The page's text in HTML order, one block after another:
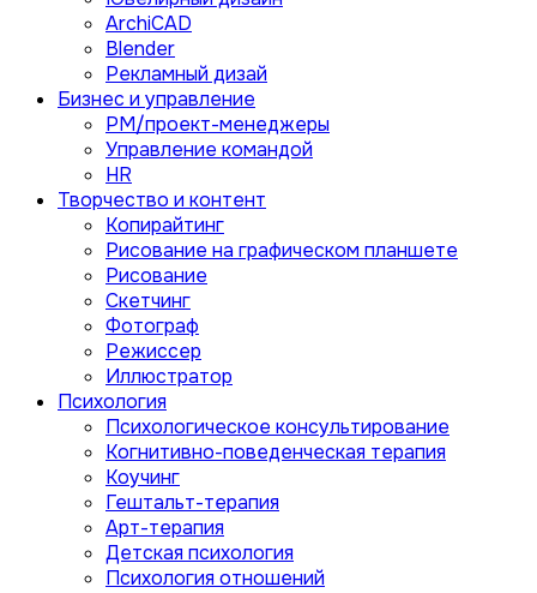
ArchiCAD
Blender
Рекламный дизай
Бизнес и управление
PM/проект-менеджеры
Управление командой
HR
Творчество и контент
Копирайтинг
Рисование на графическом планшете
Рисование
Скетчинг
Фотограф
Режиссер
Иллюстратор
Психология
Психологическое консультирование
Когнитивно-поведенческая терапия
Коучинг
Гештальт-терапия
Арт-терапия
Детская психология
Психология отношений